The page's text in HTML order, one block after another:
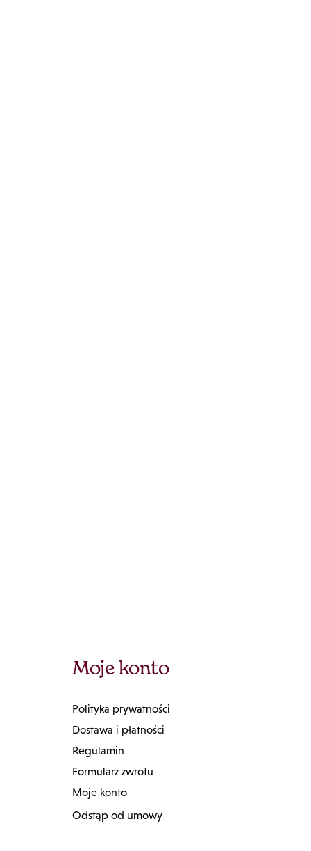
Moje konto
Polityka prywatności
Dostawa i płatności
Regulamin
Formularz zwrotu
Moje konto
Odstąp od umowy